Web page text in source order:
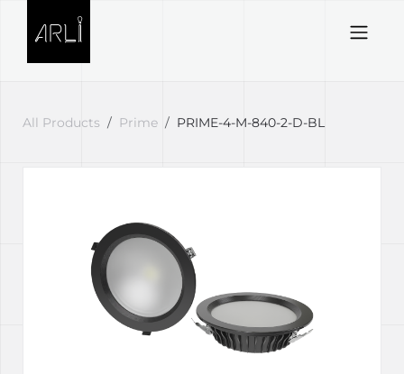
All Products Prime PRIME-4-M-840-2-D-BL